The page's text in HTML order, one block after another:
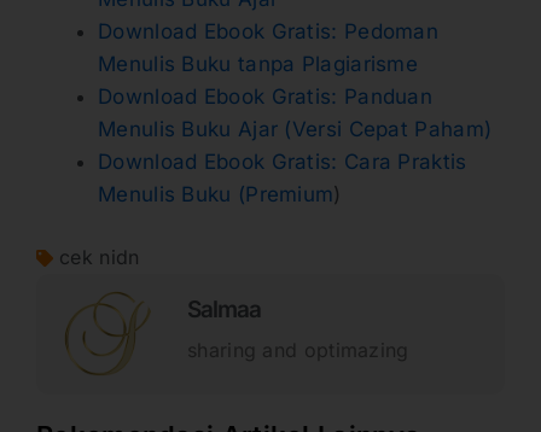
Download Ebook Gratis: Pedoman
Menulis Buku tanpa Plagiarisme
Download Ebook Gratis: Panduan
Menulis Buku Ajar (Versi Cepat Paham)
Download Ebook Gratis: Cara Praktis
Menulis Buku (Premium)
cek nidn
Salmaa
sharing and optimazing